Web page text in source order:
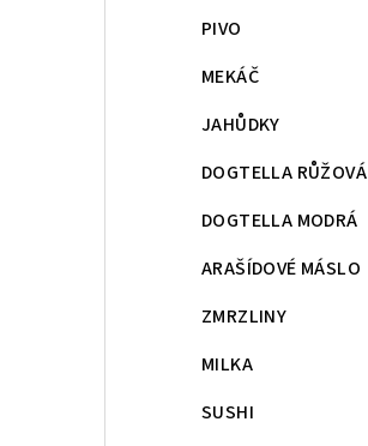
PIVO
MEKÁČ
JAHŮDKY
DOGTELLA RŮŽOVÁ
DOGTELLA MODRÁ
ARAŠÍDOVÉ MÁSLO
ZMRZLINY
MILKA
SUSHI